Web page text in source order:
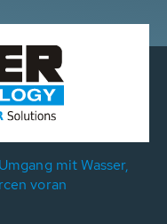
mit Wasser,
voran